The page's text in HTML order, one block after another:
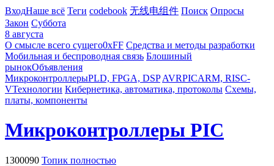
ВходНаше всё Теги codebook 无线电组件 Поиск Опросы
Закон Суббота
8 августа
О смысле всего сущего0xFF Средства и методы разработки
Мобильная и беспроводная связь Блошиный
рынокОбъявления
МикроконтроллерыPLD, FPGA, DSP AVRPICARM, RISC-
VТехнологии Кибернетика, автоматика, протоколы Схемы,
платы, компоненты
Микроконтроллеры PIC
1300090 Топик полностью